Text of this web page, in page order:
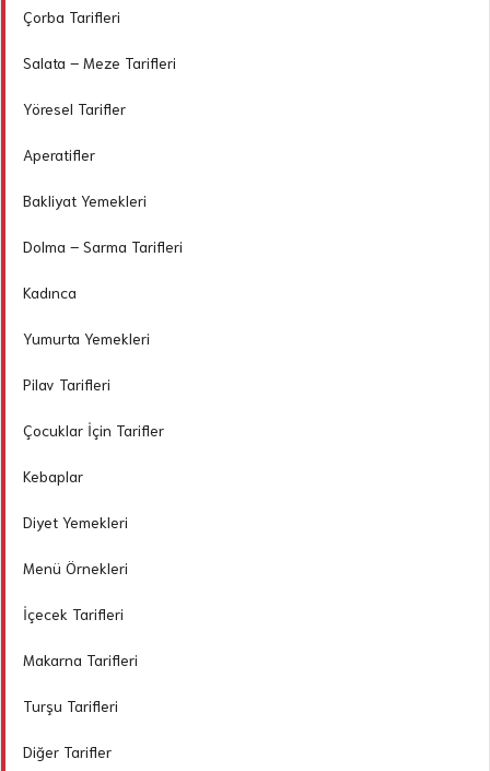
Çorba Tarifleri
Salata – Meze Tarifleri
Yöresel Tarifler
Aperatifler
Bakliyat Yemekleri
Dolma – Sarma Tarifleri
Kadınca
Yumurta Yemekleri
Pilav Tarifleri
Çocuklar İçin Tarifler
Kebaplar
Diyet Yemekleri
Menü Örnekleri
İçecek Tarifleri
Makarna Tarifleri
Turşu Tarifleri
Diğer Tarifler